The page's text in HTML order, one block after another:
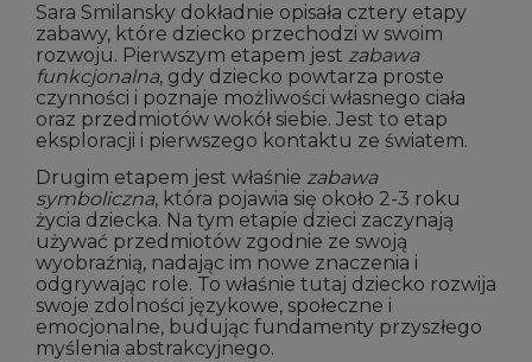
Sara Smilansky dokładnie opisała cztery etapy
zabawy, które dziecko przechodzi w swoim
rozwoju. Pierwszym etapem jest zabawa
funkcjonalna, gdy dziecko powtarza proste
czynności i poznaje możliwości własnego ciała
oraz przedmiotów wokół siebie. Jest to etap
eksploracji i pierwszego kontaktu ze światem.
Drugim etapem jest właśnie zabawa
symboliczna, która pojawia się około 2-3 roku
życia dziecka. Na tym etapie dzieci zaczynają
używać przedmiotów zgodnie ze swoją
wyobraźnią, nadając im nowe znaczenia i
odgrywając role. To właśnie tutaj dziecko rozwija
swoje zdolności językowe, społeczne i
emocjonalne, budując fundamenty przyszłego
myślenia abstrakcyjnego.